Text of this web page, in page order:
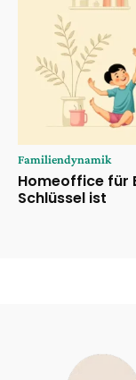
Familiendynamik
Homeoffice für
Schlüssel ist